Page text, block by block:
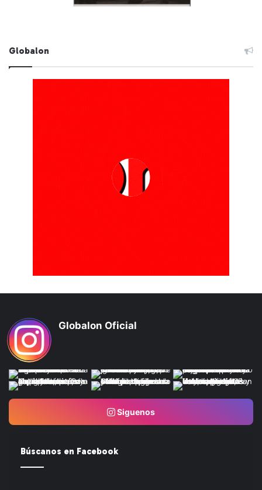
Globalon
Globalon Oficial
Siguenos
Búscanos en Facebook